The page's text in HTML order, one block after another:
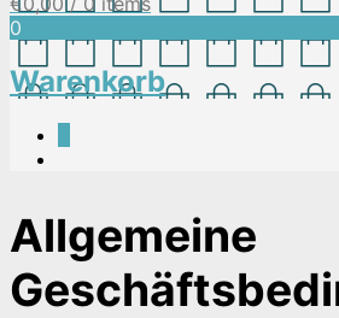
0
Warenkorb
Allgemeine